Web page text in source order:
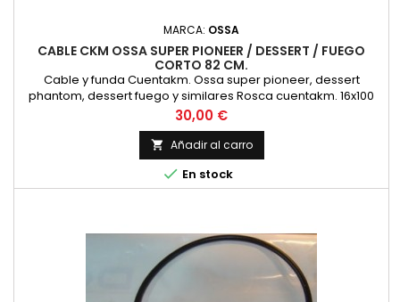
MARCA: OSSA
CABLE CKM OSSA SUPER PIONEER / DESSERT / FUEGO
CORTO 82 CM.
Cable y funda Cuentakm. Ossa super pioneer, dessert
phantom, dessert fuego y similares Rosca cuentakm. 16x100
Rosca reenvío 12x100 Cuadradillos 2.7 m/m
Precio
30,00 €
 Añadir al carro
 En stock